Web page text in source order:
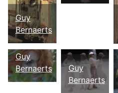
Guy
Bernaerts
Guy
Bernaerts
Guy
Bernaerts